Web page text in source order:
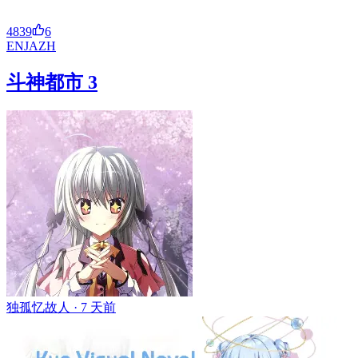
4839
6
ENJAZH
斗神都市 3
独孤忆故人 · 7 天前